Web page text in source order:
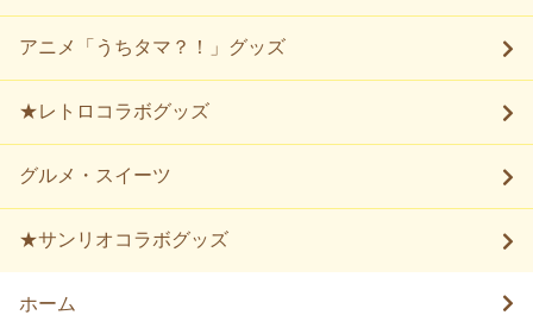
アニメ「うちタマ？！」グッズ
★レトロコラボグッズ
グルメ・スイーツ
★サンリオコラボグッズ
ホーム